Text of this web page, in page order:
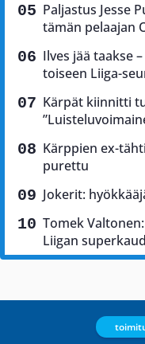
Paljastus Jesse
tämän pelaajan
Ilves jää taakse
toiseen Liiga-
Kärpät kiinnitti
Kärppien ex-
purettu
Jokerit:
Tomek
Liigan